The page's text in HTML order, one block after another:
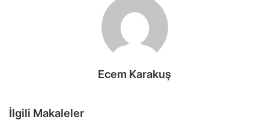
Ecem Karakuş
İlgili Makaleler